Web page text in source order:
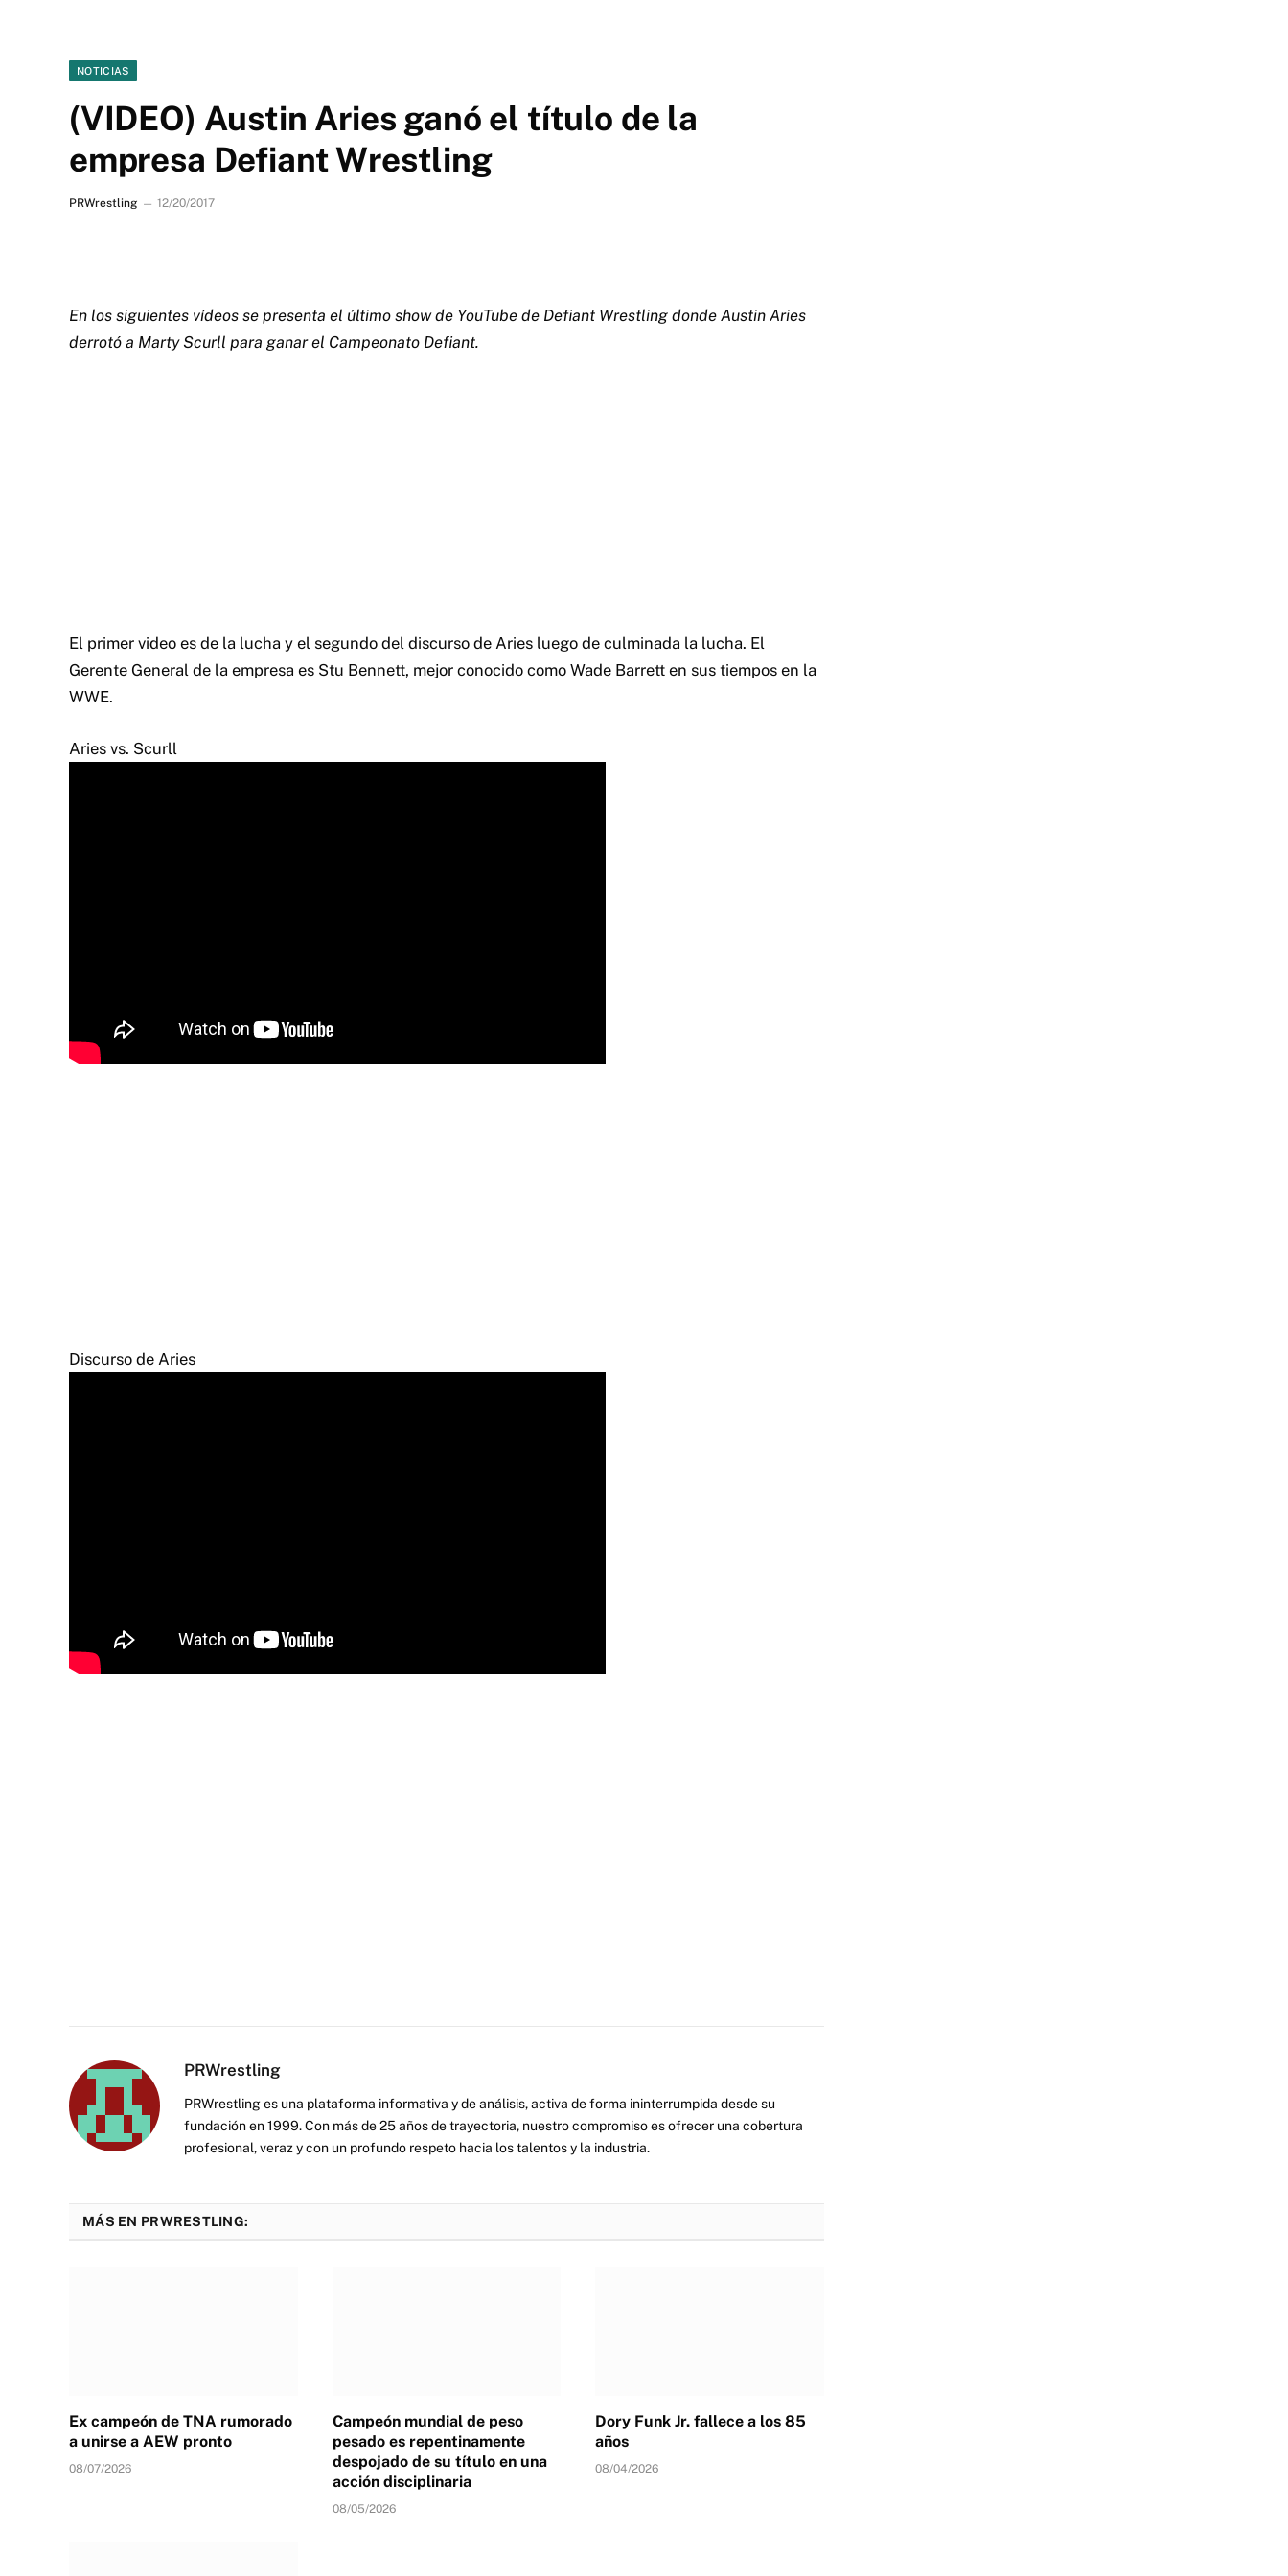
NOTICIAS
(VIDEO) Austin Aries ganó el título de la
empresa Defiant Wrestling
PRWrestling 12/20/2017
En los siguientes vídeos se presenta el último show de YouTube de Defiant Wrestling donde Austin Aries
derrotó a Marty Scurll para ganar el Campeonato Defiant.
El primer video es de la lucha y el segundo del discurso de Aries luego de culminada la lucha. El
Gerente General de la empresa es Stu Bennett, mejor conocido como Wade Barrett en sus tiempos en la
WWE.
Aries vs. Scurll
Discurso de Aries
PRWrestling
PRWrestling es una plataforma informativa y de análisis, activa de forma ininterrumpida desde su
fundación en 1999. Con más de 25 años de trayectoria, nuestro compromiso es ofrecer una cobertura
profesional, veraz y con un profundo respeto hacia los talentos y la industria.
MÁS EN PRWRESTLING:
Ex campeón de TNA rumorado
a unirse a AEW pronto
08/07/2026
Campeón mundial de peso
pesado es repentinamente
despojado de su título en una
acción disciplinaria
08/05/2026
Dory Funk Jr. fallece a los 85
años
08/04/2026